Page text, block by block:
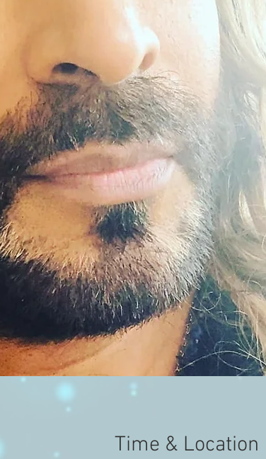
Time & Location